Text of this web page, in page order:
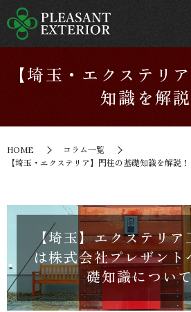
【埼玉・エクステリ
知識を解説
HOME
コラム一覧
【埼玉・エクステリア】門柱の基礎知識を解説！
【埼玉】エクステリ
は株式会社プレザント
礎知識につい